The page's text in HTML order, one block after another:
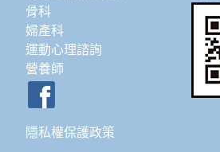
骨科
婦產科
運動心理諮詢
營養師
隱私權保護政策